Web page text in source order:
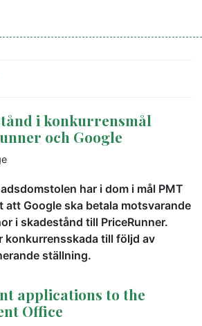
i konkurrensmål
och Google
har i dom i mål PMT
Google ska betala motsvarande
i skadestånd till PriceRunner.
konkurrensskada till följd av
ställning.
applications to the
Office